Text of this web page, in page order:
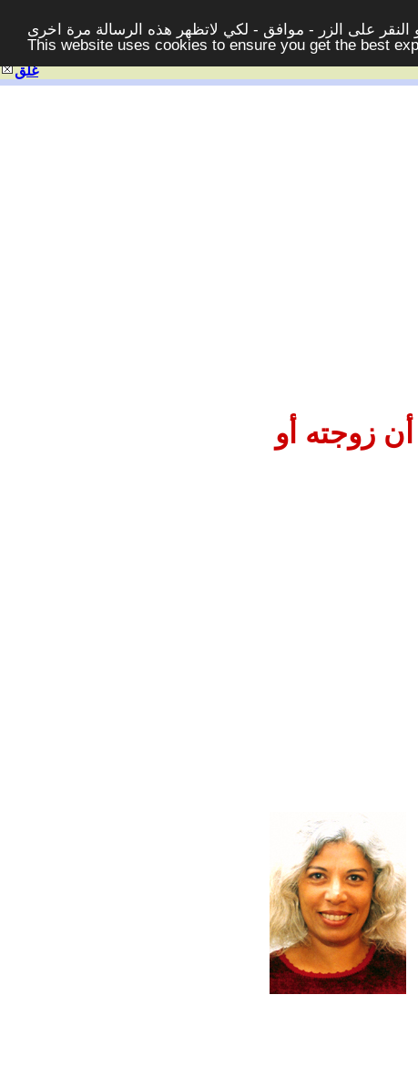
على الزر - موافق - لكي لاتظهر هذه الرسالة مرة اخرى -
This website uses cookies to ensure you get the best
غلق
زوجته أو